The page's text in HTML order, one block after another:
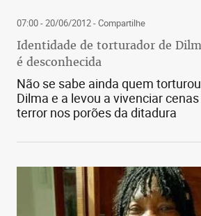
07:00 - 20/06/2012- Compartilhe
Identidade de torturador de
é desconhecida
Não se sabe ainda quem
Dilma e a levou a vivenciar
terror nos porões da ditadura